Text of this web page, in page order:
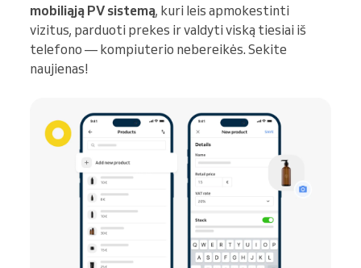
mobiliąją PV sistemą, kuri leis apmokestinti
vizitus, parduoti prekes ir valdyti viską tiesiai iš
telefono — kompiuterio nebereikės. Sekite
naujienas!